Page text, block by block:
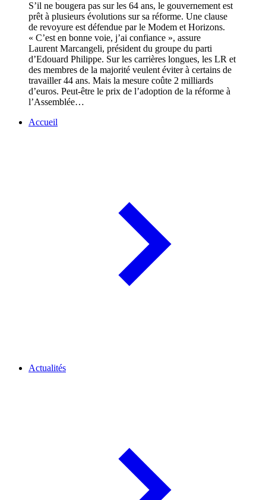
S’il ne bougera pas sur les 64 ans, le gouvernement est
prêt à plusieurs évolutions sur sa réforme. Une clause
de revoyure est défendue par le Modem et Horizons.
« C’est en bonne voie, j’ai confiance », assure
Laurent Marcangeli, président du groupe du parti
d’Edouard Philippe. Sur les carrières longues, les LR et
des membres de la majorité veulent éviter à certains de
travailler 44 ans. Mais la mesure coûte 2 milliards
d’euros. Peut-être le prix de l’adoption de la réforme à
l’Assemblée…
Accueil
Actualités